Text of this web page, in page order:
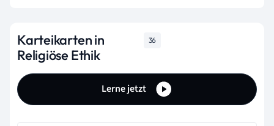
Karteikarten in
Religiöse Ethik
36
Lerne jetzt